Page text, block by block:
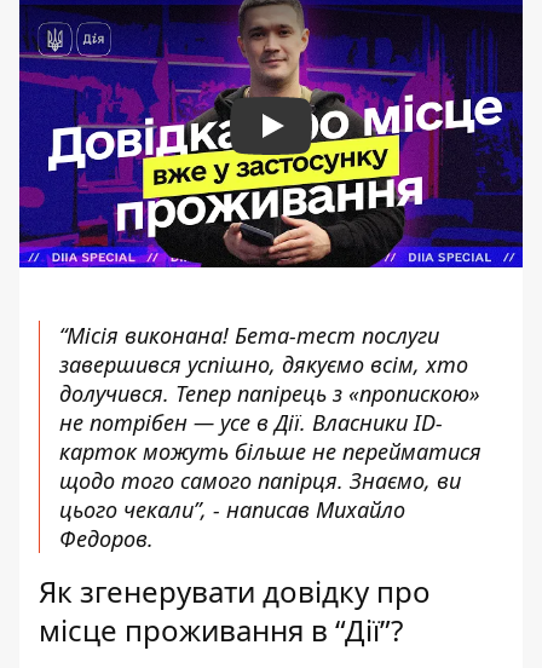
Play
“Місія виконана! Бета-тест послуги
завершився успішно, дякуємо всім, хто
долучився. Тепер папірець з «пропискою»
не потрібен — усе в Дії. Власники ID-
карток можуть більше не перейматися
щодо того самого папірця. Знаємо, ви
цього чекали”, - написав Михайло
Федоров.
Як згенерувати довідку про
місце проживання в “Дії”?